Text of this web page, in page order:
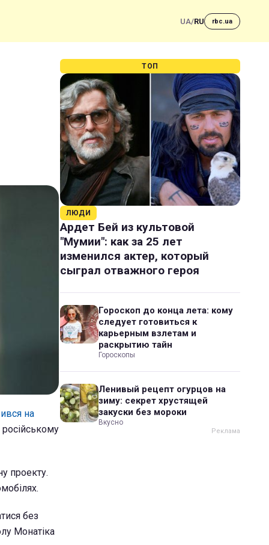
UA/RU rbc.ua
на
російському
проекту.
без
Монатіка
ТОП
ЛЮДИ
Ардет Бей из культовой
"Мумии": как за 25 лет
изменился актер, который
сыграл отважного героя
Гороскоп до конца лета: кому
следует готовиться к
карьерным взлетам и
раскрытию тайн
Гороскопы
Ленивый рецепт огурцов на
зиму: секрет хрустящей
закуски без мороки
Вкусно